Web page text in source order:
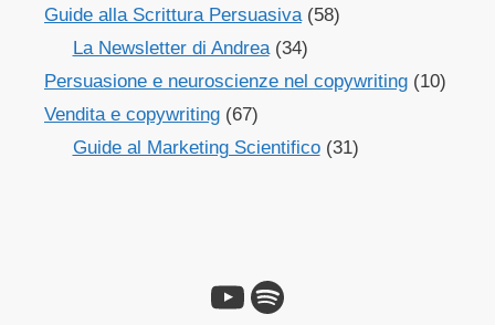
Guide alla Scrittura Persuasiva(58)
La Newsletter di Andrea(34)
Persuasione e neuroscienze nel copywriting (10)
Vendita e copywriting (67)
Guide al Marketing Scientifico(31)